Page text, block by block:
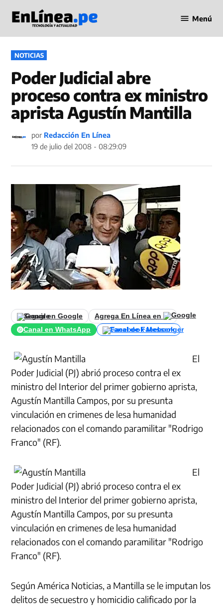
contenido
en Línea
Menú
PUBLICADO
EN
NOTICIAS
Poder Judicial abre
proceso contra ex ministro
aprista Agustín Mantilla
por Redacción En Línea
19 de julio del 2008 - 08:29:09
Seguir en Google
Agrega En Línea en
Canal en WhatsApp
Canal de Facebook
El
Poder Judicial (PJ) abrió proceso contra el ex
ministro del Interior del primer gobierno aprista,
Agustín Mantilla Campos, por su presunta
vinculación en crimenes de lesa humanidad
relacionados con el comando paramilitar "Rodrigo
Franco" (RF).
El
Poder Judicial (PJ) abrió proceso contra el ex
ministro del Interior del primer gobierno aprista,
Agustín Mantilla Campos, por su presunta
vinculación en crimenes de lesa humanidad
relacionados con el comando paramilitar "Rodrigo
Franco" (RF).
Según América Noticias, a Mantilla se le imputan los
delitos de secuestro y homicidio calificado por la